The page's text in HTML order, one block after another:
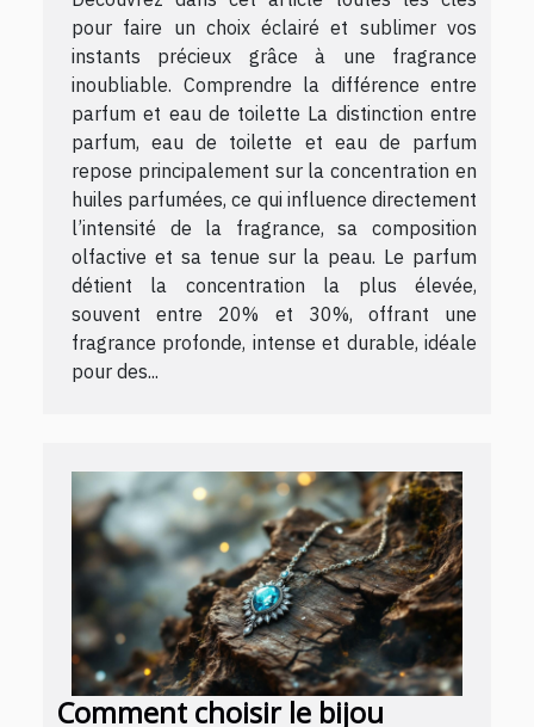
pour faire un choix éclairé et sublimer vos
instants précieux grâce à une fragrance
inoubliable. Comprendre la différence entre
parfum et eau de toilette La distinction entre
parfum, eau de toilette et eau de parfum
repose principalement sur la concentration en
huiles parfumées, ce qui influence directement
l’intensité de la fragrance, sa composition
olfactive et sa tenue sur la peau. Le parfum
détient la concentration la plus élevée,
souvent entre 20% et 30%, offrant une
fragrance profonde, intense et durable, idéale
pour des...
Comment choisir le bijou